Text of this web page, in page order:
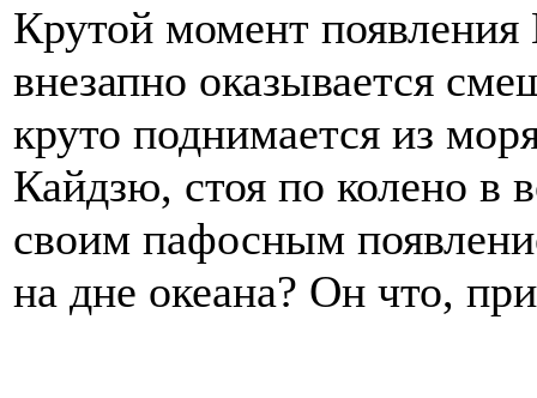
Крутой момент появления
внезапно оказывается
круто поднимается из
Кайдзю, стоя по колено в
своим пафосным
на дне океана? Он что,